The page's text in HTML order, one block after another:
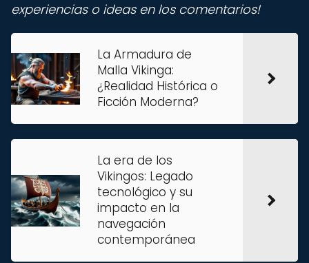
experiencias o ideas en los comentarios!
La Armadura de
Malla Vikinga:
¿Realidad Histórica o
Ficción Moderna?
La era de los
Vikingos: Legado
tecnológico y su
impacto en la
navegación
contemporánea